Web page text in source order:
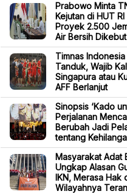
Prabowo Minta
Kejutan di HUT
Proyek 2.500
Air Bersih Dikebut
Timnas
Tanduk, Wajib
Singapura atau
AFF Berlanjut
Sinopsis ‘Kado
Perjalanan
Berubah Jadi
tentang
Masyarakat Adat
Ungkap Alasan
IKN, Merasa Hak
Wilayahnya